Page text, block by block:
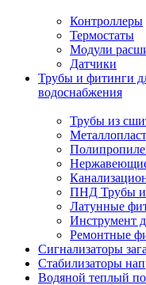
Контроллеры
Термостаты
Модули
Датчики
Трубы и фитинги
водоснабжения
Трубы из
ПНД Трубы и
Латунные
Инструмент
Ремонтные
Сигнализаторы
Стабилизаторы
Водяной теплый